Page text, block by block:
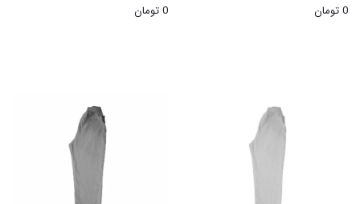
0 تومان 0 تومان